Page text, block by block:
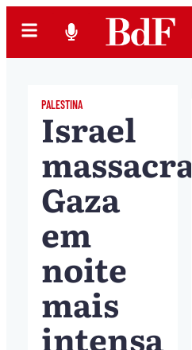
PALESTINA
Israel
massacra
Gaza
em
noite
mais
intensa